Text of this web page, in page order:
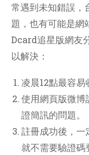
常遇到未知錯誤，
題，也有可能是網
Dcard追星版網友
以解決：
凌晨12點最容
使用網頁版微
證簡訊的問題。
註冊成功後，一
就不需要驗證